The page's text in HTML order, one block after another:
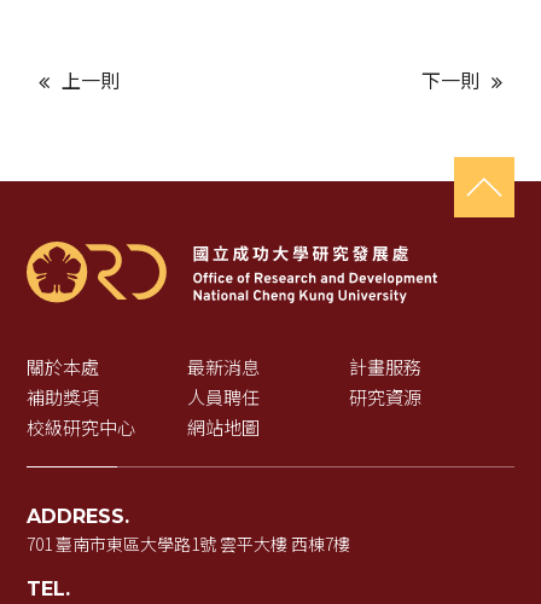
上一則 下一則
關於本處 最新消息
計畫服務
補助獎項
人員聘任
研究資源
校級研究中心
網站地圖
ADDRESS.
701 臺南市東區大學路1號 雲平大樓 西棟7樓
TEL.